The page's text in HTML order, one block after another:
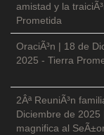
amistad y la
Prometida
OraciÃ³n | 18 de
2025 - Tierra
2Âª ReuniÃ³n
Diciembre de 2025
magnifica al